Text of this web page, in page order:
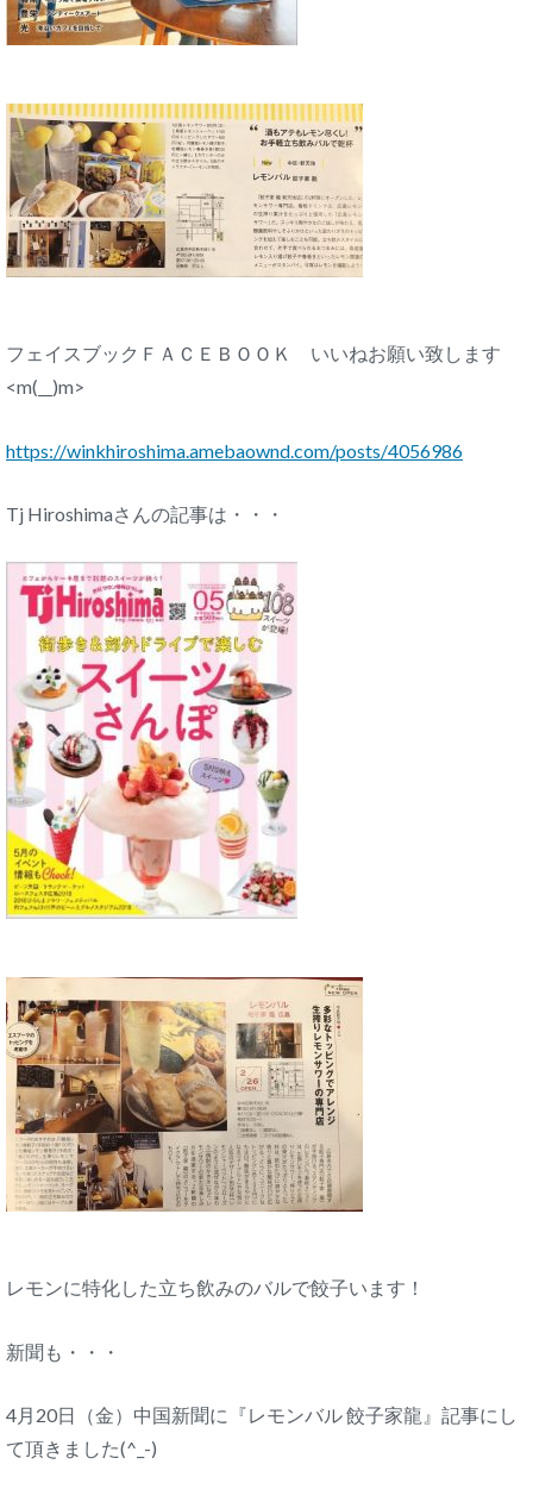
フェイスブックＦＡＣＥＢＯＯＫ いいねお願い致します
<m(__)m>
https://winkhiroshima.amebaownd.com/posts/4056986
Tj Hiroshimaさんの記事は・・・
レモンに特化した立ち飲みのバルで餃子います！
新聞も・・・
4月20日（金）中国新聞に『レモンバル 餃子家龍』記事にし
て頂きました(^_-)